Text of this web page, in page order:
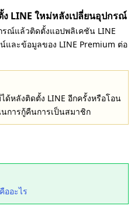
LINE ใหม่หลังเปลี่ยนอุปกรณ์
ณ์แล้วติดตั้งแอปพลิเคชัน LINE
ละข้อมูลของ LINE Premium ต่อ
ด้หลังติดตั้ง LINE อีกครั้งหรือโอน
การกู้คืนการเป็นสมาชิก
อะไร